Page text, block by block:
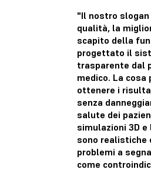
"Il nostro
qualità, la
scapito della
progettato il
trasparente dal
medico. La
ottenere i
senza
salute dei
simulazioni 3D
sono realistiche
problemi a
come